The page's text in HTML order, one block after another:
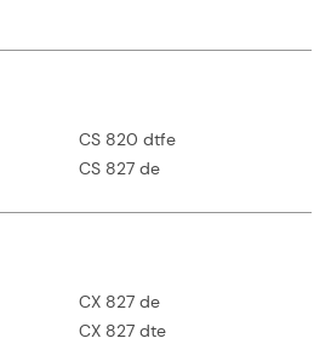
CS 820 dtfe
CS 827 de
CX 827 de
CX 827 dte